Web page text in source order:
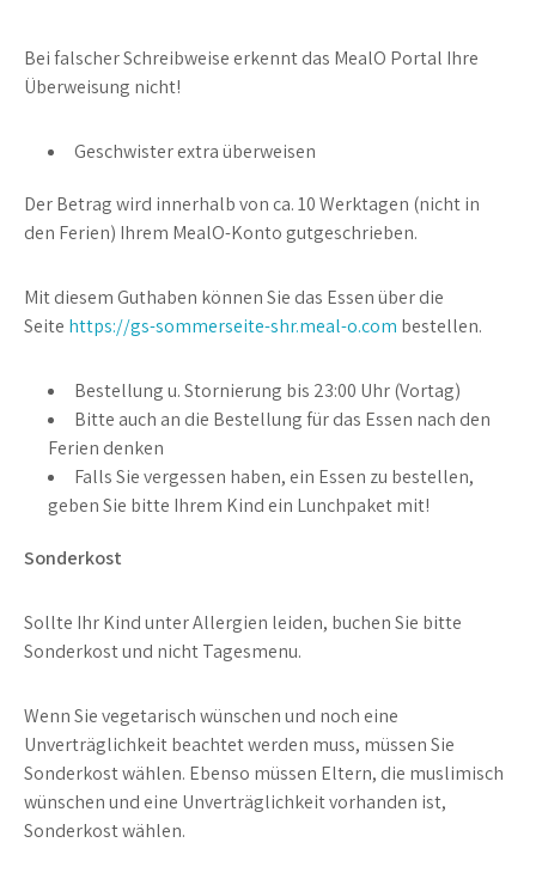
Bei falscher Schreibweise erkennt das MealO Portal Ihre
Überweisung nicht!
Geschwister extra überweisen
Der Betrag wird innerhalb von ca. 10 Werktagen (nicht in
den Ferien) Ihrem MealO-Konto gutgeschrieben.
Mit diesem Guthaben können Sie das Essen über die
Seite https://gs-sommerseite-shr.meal-o.com bestellen.
Bestellung u. Stornierung bis 23:00 Uhr (Vortag)
Bitte auch an die Bestellung für das Essen nach den
Ferien denken
Falls Sie vergessen haben, ein Essen zu bestellen,
geben Sie bitte Ihrem Kind ein Lunchpaket mit!
Sonderkost
Sollte Ihr Kind unter Allergien leiden, buchen Sie bitte
Sonderkost und nicht Tagesmenu.
Wenn Sie vegetarisch wünschen und noch eine
Unverträglichkeit beachtet werden muss, müssen Sie
Sonderkost wählen. Ebenso müssen Eltern, die muslimisch
wünschen und eine Unverträglichkeit vorhanden ist,
Sonderkost wählen.